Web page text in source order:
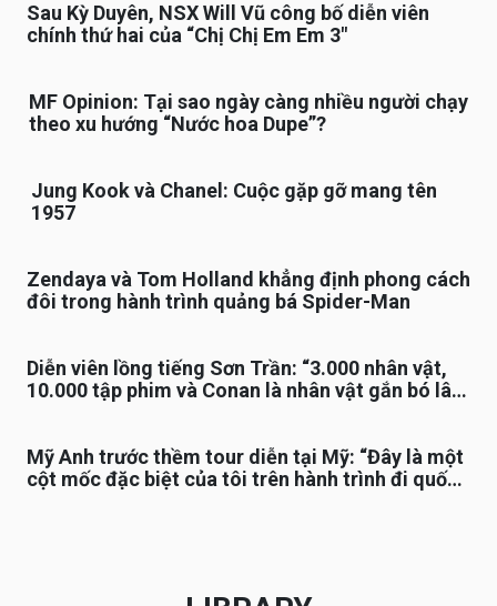
Sau Kỳ Duyên, NSX Will Vũ công bố diễn viên
chính thứ hai của “Chị Chị Em Em 3″
MF Opinion: Tại sao ngày càng nhiều người chạy
theo xu hướng “Nước hoa Dupe”?
Jung Kook và Chanel: Cuộc gặp gỡ mang tên
1957
Zendaya và Tom Holland khẳng định phong cách
đôi trong hành trình quảng bá Spider-Man
Diễn viên lồng tiếng Sơn Trần: “3.000 nhân vật,
10.000 tập phim và Conan là nhân vật gắn bó lâu
Mỹ Anh trước thềm tour diễn tại Mỹ: “Đây là một
cột mốc đặc biệt của tôi trên hành trình đi quốc